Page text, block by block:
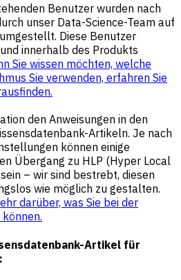
Benutzer wurden nach
unser Data-Science-Team auf
Diese Benutzer
innerhalb des Produkts
Sie wissen möchten, welche
Sie verwenden, erfahren Sie
den Anweisungen in den
Artikeln. Je nach
können einige
Übergang zu HLP (Hyper Local
– wir sind bestrebt, diesen
wie möglich zu gestalten.
darüber, was Sie bei der
Artikel für